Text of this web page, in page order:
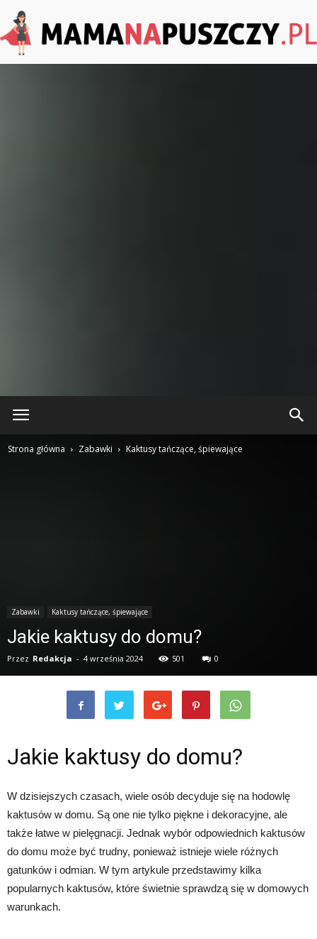
Strona główna Zabawki Kaktusy tańczące, śpiewające
Zabawki Kaktusy tańczące, śpiewające
Jakie kaktusy do domu?
Przez Redakcja - 4 września 2024 501 0
Jakie kaktusy do domu?
W dzisiejszych czasach, wiele osób decyduje się na hodowlę
kaktusów w domu. Są one nie tylko piękne i dekoracyjne, ale
także łatwe w pielęgnacji. Jednak wybór odpowiednich kaktusów
do domu może być trudny, ponieważ istnieje wiele różnych
gatunków i odmian. W tym artykule przedstawimy kilka
popularnych kaktusów, które świetnie sprawdzą się w domowych
warunkach.